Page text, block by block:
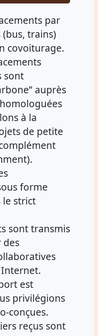
par
trains)
covoiturage.
sont
auprès
à la
de petite
forme
le strict
sont transmis
des
Internet.
est
privilégions
conçues.
reçus sont